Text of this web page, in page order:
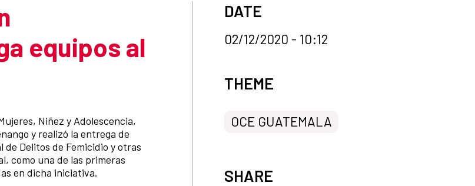
equipos al
Niñez y Adolescencia,
y realizó la entrega de
Delitos de Femicidio y otras
como una de las primeras
en dicha iniciativa.
DATE
02/12/2020 - 10:12
News categories
THEME
OCE GUATEMALA
SHARE